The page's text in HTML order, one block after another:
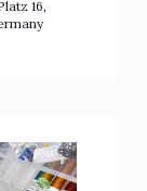
16,